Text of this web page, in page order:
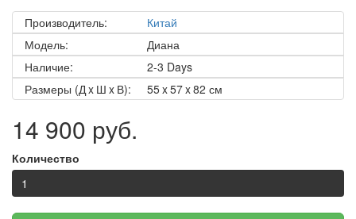
Производитель:
Китай
Модель:
Диана
Наличие:
2-3 Days
Размеры (Д x Ш x В):
55 x 57 x 82 см
14 900 руб.
Количество